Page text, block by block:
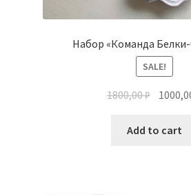
Набор «Команда
SALE!
1800,00₽
Add to cart